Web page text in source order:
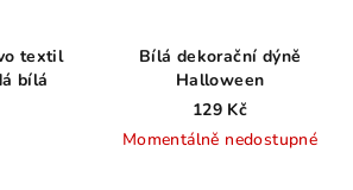
textil
bílá
Bílá dekorační dýně
Halloween
129 Kč
Momentálně nedostupné